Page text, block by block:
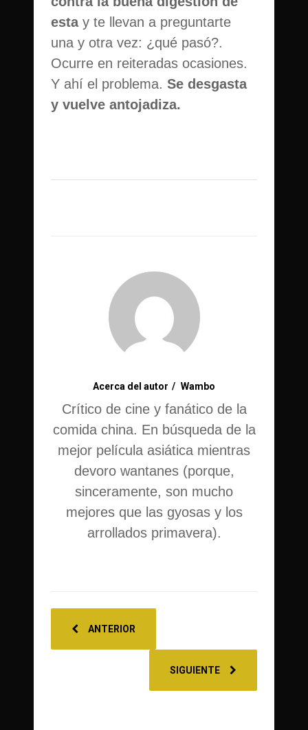
estay te llevan a preguntarte
una y otra vez: ¿qué pasó?.
Ocurre en reiteradas ocasiones.
Y ahí el problema. Se desgasta
y vuelve antojadiza.
Acerca del autor Wambo
Crítico de cine y fanático de la
comida china. En búsqueda de la
mejor película asiática mientras
devoro wantanes (porque,
sinceramente, son mucho
mejores que las gyosas y los
arrollados primavera).
ANTERIOR
SIGUIENTE